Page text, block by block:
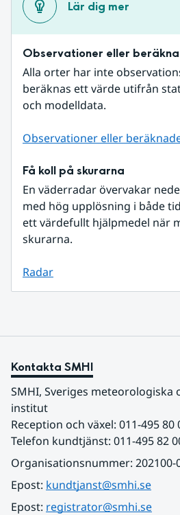
Lär dig mer
Observationer eller
Alla orter har inte
beräknas ett värde utifrån
och modelldata.
Observationer eller
Få koll på skurarna
En väderradar övervakar
med hög upplösning i både
ett värdefullt hjälpmedel när
skurarna.
Radar
Kontakta SMHI
SMHI, Sveriges meteorologiska
institut
Reception och växel: 011-495 80
Telefon kundtjänst: 011-495 82
Organisationsnummer: 202100-
Epost: kundtjanst@smhi.se
Epost: registrator@smhi.se